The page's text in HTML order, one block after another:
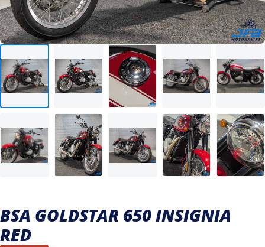
BSA GOLDSTAR 650 INSIGNIA
RED